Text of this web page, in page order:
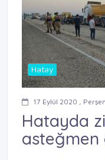
Hatay
17 Eylül 2020 ,
Hatayda
asteğmen